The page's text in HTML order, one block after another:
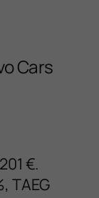
Cars
€.
TAEG